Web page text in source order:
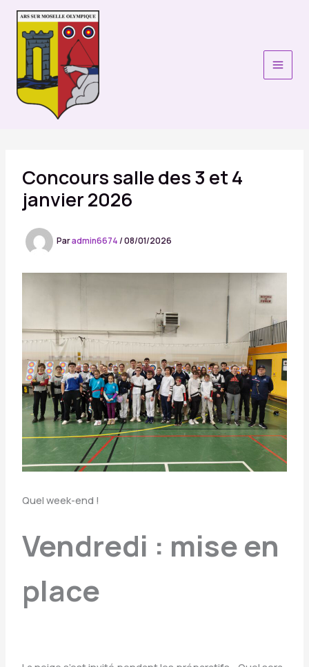
Aller
contenu
Concours salle des 3 et 4
janvier 2026
Paradmin6674/08/01/2026
Quel week-end !
Vendredi : mise en
place